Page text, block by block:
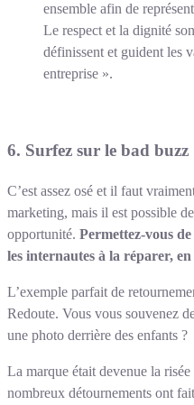
ensemble afin de
Le respect et la dignité
définissent et guident les
entreprise ».
6. Surfez sur le bad buzz
C’est assez osé et il faut
marketing, mais il est possible
opportunité. Permettez-vous
les internautes à la réparer,
L’exemple parfait de
Redoute. Vous vous souvenez
une photo derrière des enfants ?
La marque était devenue la
nombreux détournements ont